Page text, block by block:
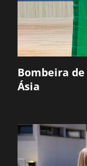
Bombeira de
Ásia